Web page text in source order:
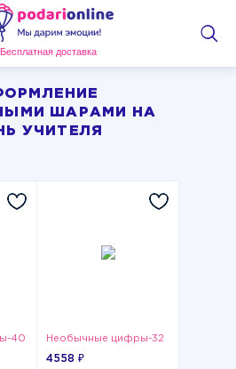
Бесплатная доставка
ШАРАМИ НА
УЧИТЕЛЯ
40 Необычные цифры-32
4558 ₽